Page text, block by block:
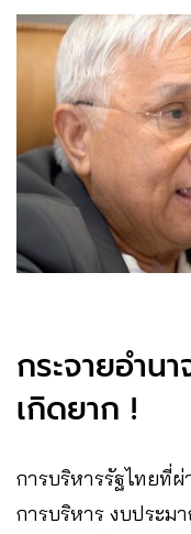
กระจายอำน
เกิดยาก !
การบริหารรัฐไทยที่
การบริหาร งบประม